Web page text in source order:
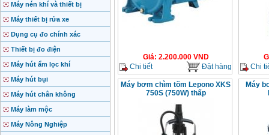
Máy nén khí và thiết bị
Máy thiết bị rửa xe
Dụng cụ đo chính xác
Thiết bị đo điện
Máy hút ẩm lọc khí
Máy hút bụi
Máy hút chân không
Máy làm mộc
Máy Nông Nghiệp
Giá: 2.200.000VND
Chi tiết
Đặt hàng
Chi
Máy bơm chìm tõm Lepono XKS
750S (750W) thấp
Máy